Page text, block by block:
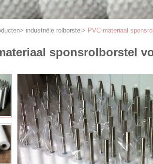
> industriële rolborstel > PVC-materiaal
sponsrolborstel